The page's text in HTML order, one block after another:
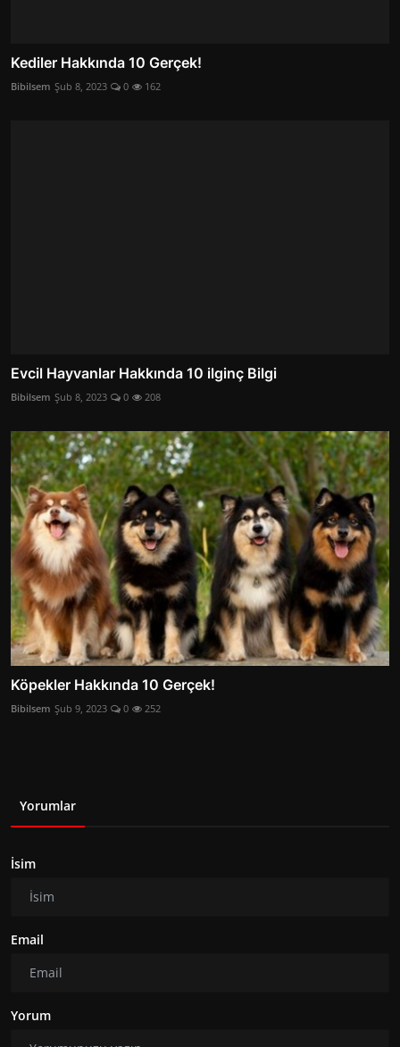
Kediler Hakkında 10 Gerçek!
Bibilsem Şub 8, 2023 0 162
Evcil Hayvanlar Hakkında 10 ilginç Bilgi
Bibilsem Şub 8, 2023 0 208
Köpekler Hakkında 10 Gerçek!
Bibilsem Şub 9, 2023 0 252
Yorumlar
İsim
Email
Yorum